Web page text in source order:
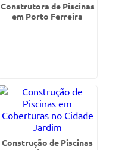
Construtora de Piscinas
em Porto Ferreira
Construção de Piscinas